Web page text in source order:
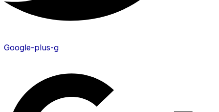
Google-plus-g